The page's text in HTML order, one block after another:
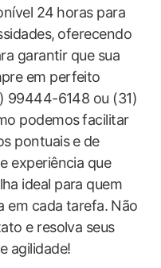
24⁣ horas para
⁤oferecendo
garantir que sua
em perfeito
99444-6148 ou (31)
‍podemos ⁣facilitar
pontuais ⁤e de
experiência que
ideal para quem
em cada tarefa.⁤ Não
e resolva seus
agilidade!